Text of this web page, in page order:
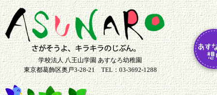
学校法人 八王山学園 あすなろ幼稚園
東京都葛飾区奥戸3-28-21 TEL：03-3692-1288